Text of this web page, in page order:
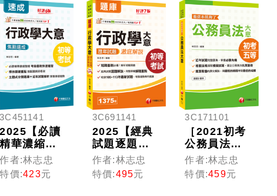
3C451141
2025【必讀
精華濃縮整
理】行政學
大意焦點速
成（初等考
作者:林志忠
特價:423元
3C691141
2025【經典
試題逐題解
說】行政學
大意歷年試
題澈底解說
作者:林志忠
特價:495元
3C171101
［2021初考
公務員法大
全！］公務
員法大意--看
這本就夠了
作者:林志忠
特價:459元